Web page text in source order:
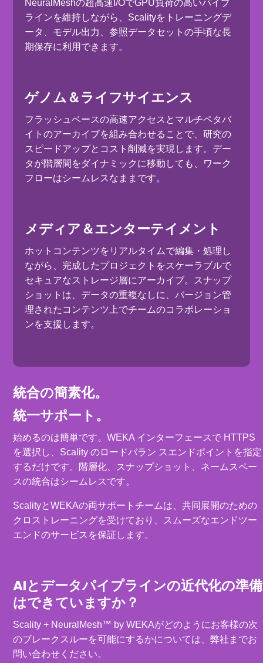
NeuralMeshの超高速I/OでGPU負荷の高いパイプ
ラインを維持しながら、Scalityをトレーニングデ
ータ、モデル出力、参照データセットの手頃な長
期保存に利用できます。
ゲノム＆ライフサイエンス
フラッシュベースの高速アクセスとマルチペタバ
イトのアーカイブを組み合わせることで、研究の
スピードアップとコスト削減を実現します。デー
タが階層間をダイナミックに移動しても、ワーク
フローはシームレスなままです。
メディア＆エンターテイメント
ホットコンテンツをリアルタイムで編集・処理し
ながら、完成したプロジェクトをスケーラブルで
セキュアなストレージ層にアーカイブ。スナップ
ショットは、データの重複なしに、バージョン管
理されたコンテンツ上でチームのコラボレーショ
ンを支援します。
統合の簡素化。
統一サポート。
始めるのは簡単です。WEKA インターフェースで HTTPS
を選択し、Scality のロードバラン スエンドポイントを指定
するだけです。階層化、スナップショット、ネームスペー
スの統合はシームレスです。
ScalityとWEKAの両サポートチームは、共同展開のための
クロストレーニングを受けており、スムーズなエンドツー
エンドのサービスを保証します。
AIとデータパイプラインの近代化の準備
はできていますか？
Scality + NeuralMesh™ by WEKAがどのようにお客様の次
のブレークスルーを可能にするかについては、弊社までお
問い合わせください。